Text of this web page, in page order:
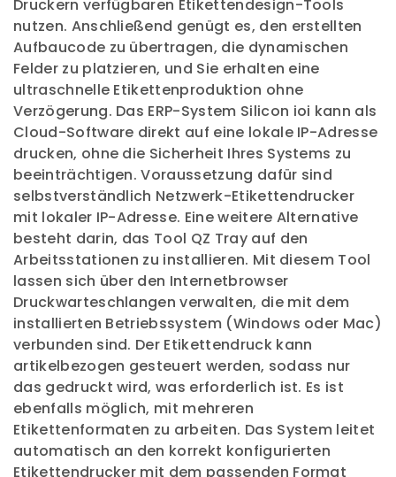
Druckern verfügbaren Etikettendesign-Tools
nutzen. Anschließend genügt es, den erstellten
Aufbaucode zu übertragen, die dynamischen
Felder zu platzieren, und Sie erhalten eine
ultraschnelle Etikettenproduktion ohne
Verzögerung. Das ERP-System Silicon ioi kann als
Cloud-Software direkt auf eine lokale IP-Adresse
drucken, ohne die Sicherheit Ihres Systems zu
beeinträchtigen. Voraussetzung dafür sind
selbstverständlich Netzwerk-Etikettendrucker
mit lokaler IP-Adresse. Eine weitere Alternative
besteht darin, das Tool QZ Tray auf den
Arbeitsstationen zu installieren. Mit diesem Tool
lassen sich über den Internetbrowser
Druckwarteschlangen verwalten, die mit dem
installierten Betriebssystem (Windows oder Mac)
verbunden sind. Der Etikettendruck kann
artikelbezogen gesteuert werden, sodass nur
das gedruckt wird, was erforderlich ist. Es ist
ebenfalls möglich, mit mehreren
Etikettenformaten zu arbeiten. Das System leitet
automatisch an den korrekt konfigurierten
Etikettendrucker mit dem passenden Format